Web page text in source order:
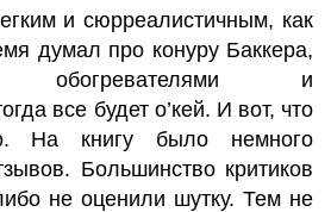
и сюрреалистичным, как
думал про конуру Баккера,
обогревателями и
все будет о’кей. И вот, что
На книгу было немного
Большинство критиков
не оценили шутку. Тем не